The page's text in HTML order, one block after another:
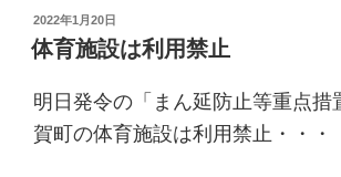
止
決
の
投
稿
日:
2022年1月20日
体育施設は利用禁止
明日発令の「まん延防止等重点措
賀町の体育施設は利用禁止・・・